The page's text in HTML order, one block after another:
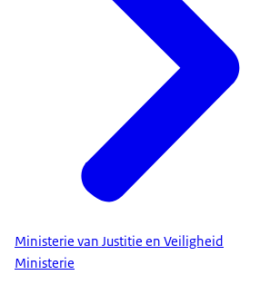
Ministerie van Justitie en Veiligheid
Ministerie